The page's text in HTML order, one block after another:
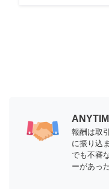
報酬は取
に振り込
でも不審
ーがあっ